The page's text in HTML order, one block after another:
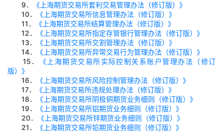
9．
《上海期货交易所套利交易管理办法（修订版）》
10．
《上海期货交易所信息管理办法（修订版）》
11 ．
《上海期货交易所结算管理办法（修订版）》
12．
《上海期货交易所指定存管银行管理办法（修订版）》
13．
《上海期货交易所交割管理办法（修订版）》
14．
《上海期货交易所异常交易行为管理办法（修订版）》
15 ．
《上海期货交易所实际控制关系账户管理办法（修订
版）》
16．
《上海期货交易所风险控制管理办法（修订版）》
17．
《上海期货交易所违规处理办法（修订版）》
18．
《上海期货交易所阴极铜期货业务细则（修订版）》
19．
《上海期货交易所铝期货业务细则（修订版）》
20．
《上海期货交易所锌期货业务细则（修订版）》
21 ．
《上海期货交易所铅期货业务细则（修订版）》